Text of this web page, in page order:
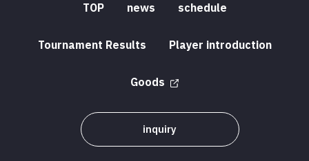
TOP news schedule
Tournament Results Player introduction
Goods
inquiry